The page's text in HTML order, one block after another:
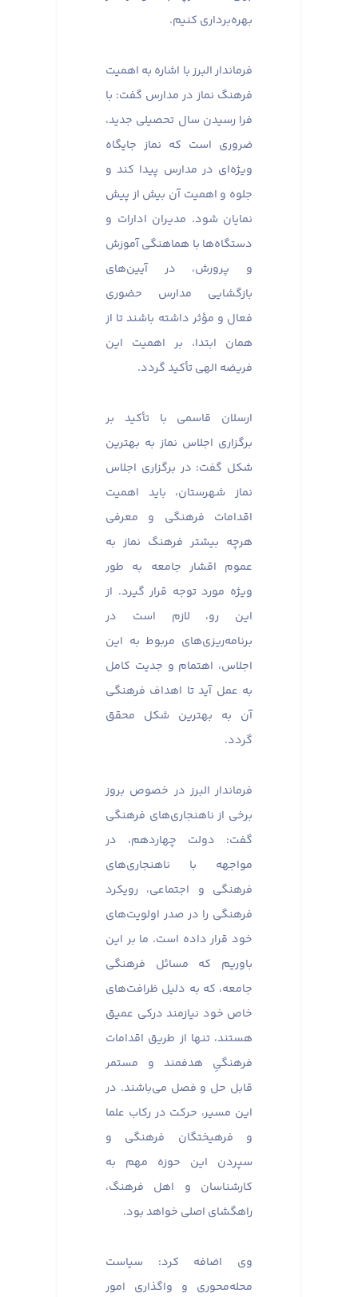
بهره‌برداری کنیم.
فرماندار البرز با اشاره به اهمیت
فرهنگ نماز در مدارس گفت: با
فرا رسیدن سال تحصیلی جدید،
ضروری است که نماز جایگاه
ویژه‌ای در مدارس پیدا کند و
جلوه و اهمیت آن بیش از پیش
نمایان شود. مدیران ادارات و
دستگاه‌ها با هماهنگی آموزش
و پرورش، در آیین‌های
بازگشایی مدارس حضوری
فعال و مؤثر داشته باشند تا از
همان ابتدا، بر اهمیت این
فریضه الهی تأکید گردد.
ارسلان قاسمی با تأکید بر
برگزاری اجلاس نماز به بهترین
شکل گفت: در برگزاری اجلاس
نماز شهرستان، باید اهمیت
اقدامات فرهنگی و معرفی
هرچه بیشتر فرهنگ نماز به
عموم اقشار جامعه به طور
ویژه مورد توجه قرار گیرد. از
این رو، لازم است در
برنامه‌ریزی‌های مربوط به این
اجلاس، اهتمام و جدیت کامل
به عمل آید تا اهداف فرهنگی
آن به بهترین شکل محقق
گردد.
فرماندار البرز در خصوص بروز
برخی از ناهنجاری‌های فرهنگی
گفت: دولت چهاردهم، در
مواجهه با ناهنجاری‌های
فرهنگی و اجتماعی، رویکرد
فرهنگی را در صدر اولویت‌های
خود قرار داده است. ما بر این
باوریم که مسائل فرهنگی
جامعه، که به دلیل ظرافت‌های
خاص خود نیازمند درکی عمیق
هستند، تنها از طریق اقدامات
فرهنگیِ هدفمند و مستمر
قابل حل و فصل می‌باشند. در
این مسیر، حرکت در رکاب علما
و فرهیختگان فرهنگی و
سپردن این حوزه مهم به
کارشناسان و اهل فرهنگ،
راهگشای اصلی خواهد بود.
وی اضافه کرد: سیاست
محله‌محوری و واگذاری امور